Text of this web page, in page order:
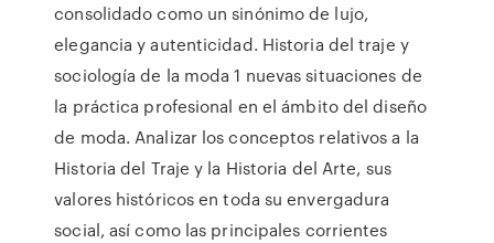
consolidado como un sinónimo de lujo,
elegancia y autenticidad. Historia del traje y
sociología de la moda 1 nuevas situaciones de
la práctica profesional en el ámbito del diseño
de moda. Analizar los conceptos relativos a la
Historia del Traje y la Historia del Arte, sus
valores históricos en toda su envergadura
social, así como las principales corrientes